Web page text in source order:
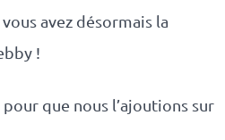
avez désormais la
!
pour que nous l’ajoutions sur